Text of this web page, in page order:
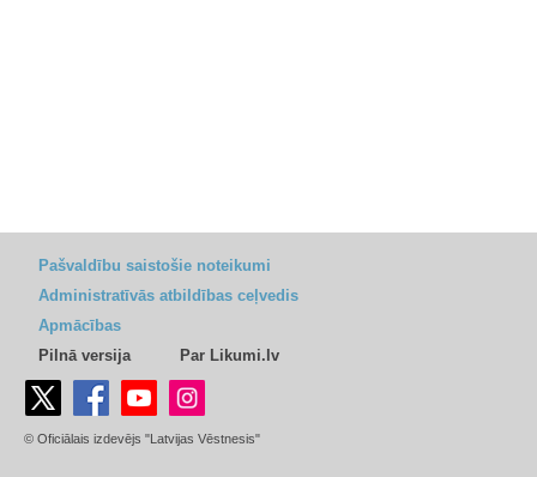
Pašvaldību saistošie noteikumi
Administratīvās atbildības ceļvedis
Apmācības
Pilnā versija
Par Likumi.lv
© Oficiālais izdevējs "Latvijas Vēstnesis"